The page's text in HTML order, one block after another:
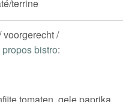
terrine
voorgerecht /
propos bistro:
tomaten, gele paprika,